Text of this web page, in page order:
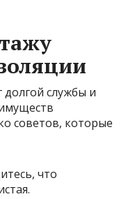
службы и
советов, которые
что